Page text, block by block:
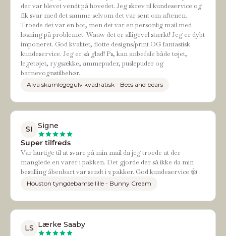
der var blevet vendt på hovedet. Jeg skrev til kundeservice og
fik svar med det samme selvom det var sent om aftenen.
Troede det var en bot, men det var en personlig mail med
løsning på problemet. Wauw det er alligevel stærkt! Jeg er dybt
imponeret. God kvalitet, flotte designs/print OG fantastisk
kundeservice. Jeg er så glad! Ps, kan anbefale både tøjet,
legetøjet, rygsække, ammepuder, puslepuder og
barnevognstilbehør.
Alva skumlegegulv kvadratisk - Bees and bears
SI
Signe
Super tilfreds
Var hurtige til at svare på min mail da jeg troede at der
manglede en varer i pakken. Det gjorde der så ikke da min
bestilling åbenbart var sendt i 2 pakker. God kundeservice 👍
Houston tyngdebamse lille - Bunny Cream
LS Lærke Saaby